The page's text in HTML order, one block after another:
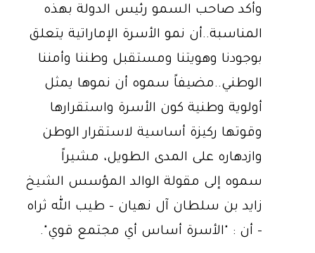
وأكد صاحب السمو رئيس الدولة بهذه
المناسبة..أن نمو الأسرة الإماراتية يتعلق
بوجودنا وهويتنا ومستقبل وطننا وأمننا
الوطني..مضيفاً سموه أن نموها يمثل
أولوية وطنية كون الأسرة واستقرارها
وقوتها ركيزة أساسية لاستقرار الوطن
وازدهاره على المدى الطويل، مشيراً
سموه إلى مقولة الوالد المؤسس الشيخ
زايد بن سلطان آل نهيان - طيب الله ثراه
- أن : "الأسرة أساس أي مجتمع قوي".